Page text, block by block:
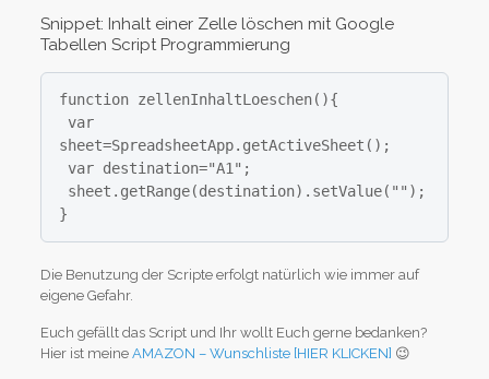
Snippet: Inhalt einer Zelle löschen mit Google
Tabellen Script Programmierung
function zellenInhaltLoeschen(){
sheet=SpreadsheetApp.getActiveSheet();
}
Die Benutzung der Scripte erfolgt natürlich wie immer auf
eigene Gefahr.
Euch gefällt das Script und Ihr wollt Euch gerne bedanken?
Hier ist meine AMAZON – Wunschliste [HIER KLICKEN] 😉